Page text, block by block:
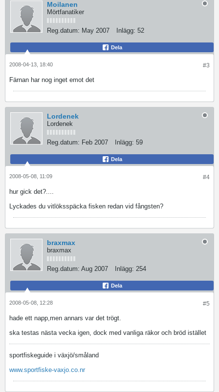
Moilanen
Mörtfanatiker
Reg.datum: May 2007 Inlägg: 52
Dela
#3
2008-04-13, 18:40
Färnan har nog inget emot det
Lordenek
Lordenek
Reg.datum: Feb 2007 Inlägg: 59
Dela
#4
2008-05-08, 11:09
hur gick det?....
Lyckades du vitlöksspäcka fisken redan vid fångsten?
braxmax
braxmax
Reg.datum: Aug 2007 Inlägg: 254
Dela
#5
2008-05-08, 12:28
hade ett napp,men annars var det trögt.
ska testas nästa vecka igen, dock med vanliga räkor och bröd istället
sportfiskeguide i växjö/småland
www.sportfiske-vaxjo.co.nr